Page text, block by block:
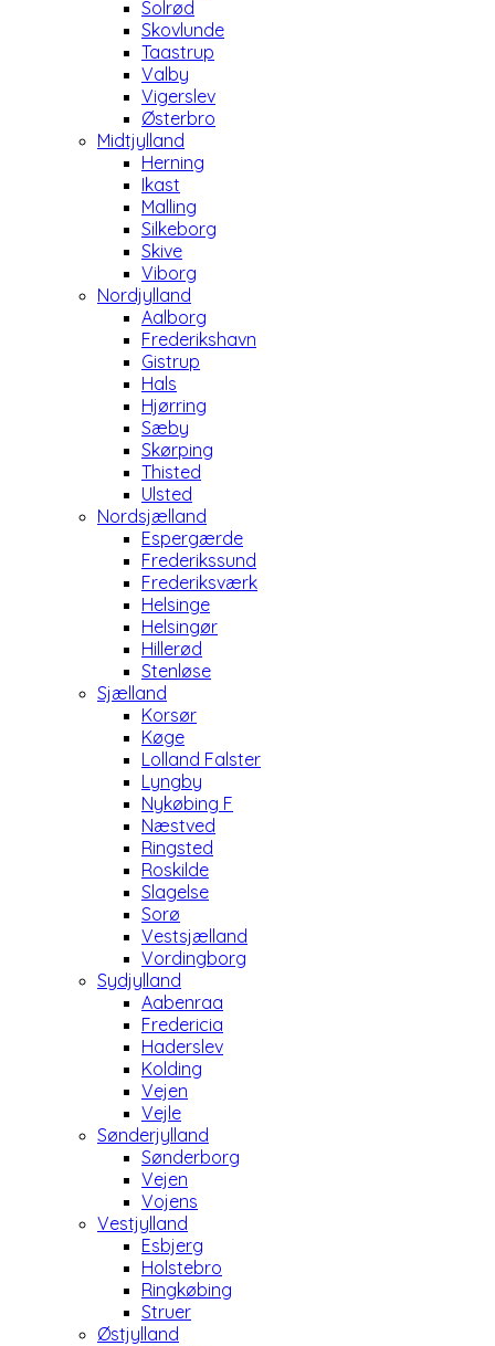
Solrød
Skovlunde
Taastrup
Valby
Vigerslev
Østerbro
Midtjylland
Herning
Ikast
Malling
Silkeborg
Skive
Viborg
Nordjylland
Aalborg
Frederikshavn
Gistrup
Hals
Hjørring
Sæby
Skørping
Thisted
Ulsted
Nordsjælland
Espergærde
Frederikssund
Frederiksværk
Helsinge
Helsingør
Hillerød
Stenløse
Sjælland
Korsør
Køge
Lolland Falster
Lyngby
Nykøbing F
Næstved
Ringsted
Roskilde
Slagelse
Sorø
Vestsjælland
Vordingborg
Sydjylland
Aabenraa
Fredericia
Haderslev
Kolding
Vejen
Vejle
Sønderjylland
Sønderborg
Vejen
Vojens
Vestjylland
Esbjerg
Holstebro
Ringkøbing
Struer
Østjylland